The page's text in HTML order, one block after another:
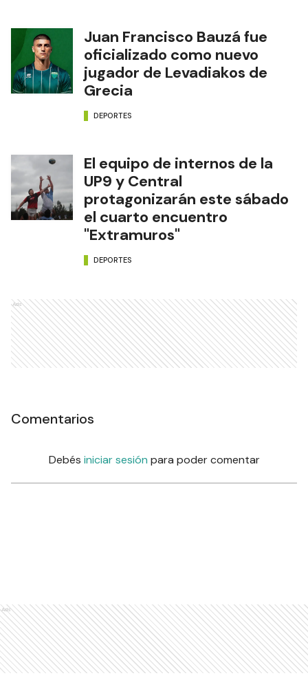
Juan Francisco Bauzá fue
oficializado como nuevo
jugador de Levadiakos de
Grecia
DEPORTES
El equipo de internos de la
UP9 y Central
protagonizarán este sábado
el cuarto encuentro
"Extramuros"
DEPORTES
Ads
Comentarios
Debés iniciar sesión para poder comentar
Ads